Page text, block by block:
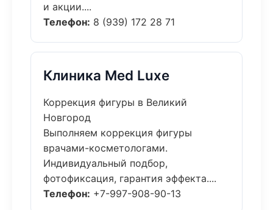
и акции....
Телефон: 8 (939) 172 28 71
Клиника Med Luxe
Коррекция фигуры в Великий
Новгород
Выполняем коррекция фигуры
врачами-косметологами.
Индивидуальный подбор,
фотофиксация, гарантия эффекта....
Телефон: +7-997-908-90-13